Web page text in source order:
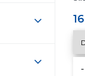
Prix
-